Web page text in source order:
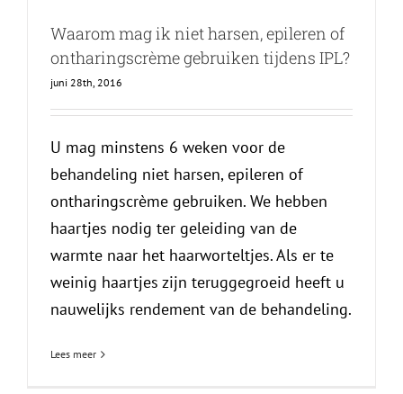
Waarom mag ik niet harsen, epileren of
ontharingscrème gebruiken tijdens IPL?
juni 28th, 2016
U mag minstens 6 weken voor de
behandeling niet harsen, epileren of
ontharingscrème gebruiken. We hebben
haartjes nodig ter geleiding van de
warmte naar het haarworteltjes. Als er te
weinig haartjes zijn teruggegroeid heeft u
nauwelijks rendement van de behandeling.
Lees meer